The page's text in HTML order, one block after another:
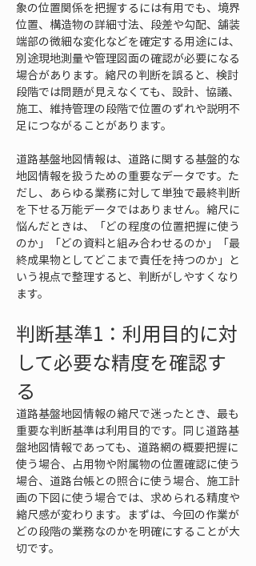
象の位置関係を把握するには有用でも、境界
位置、構造物の詳細寸法、段差や勾配、舗装
端部の微細な変化などを確定する用途には、
別途現地測量や管理図面の確認が必要になる
場合があります。縮尺の判断を誤ると、検討
段階では問題が見えなくても、設計、協議、
施工、維持管理の段階で位置のずれや説明不
足につながることがあります。
道路基盤地図情報は、道路に関する基盤的な
地図情報を扱うための重要なデータです。た
だし、あらゆる業務に対して単独で最終判断
を下せる万能データではありません。縮尺に
悩んだときは、「どの程度の位置把握に使う
のか」「どの資料と組み合わせるのか」「最
終成果物としてどこまで責任を持つのか」と
いう視点で整理すると、判断がしやすくなり
ます。
判断基準1：利用目的に対
して必要な精度を確認す
る
道路基盤地図情報の縮尺で迷ったとき、最も
重要な判断基準は利用目的です。同じ道路基
盤地図情報であっても、道路網の概要把握に
使う場合、占用物や附属物の位置確認に使う
場合、道路台帳との照合に使う場合、施工計
画の下図に使う場合では、求められる精度や
縮尺感が変わります。まずは、今回の作業が
どの段階の業務なのかを明確にすることが大
切です。